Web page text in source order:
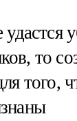
то
того,